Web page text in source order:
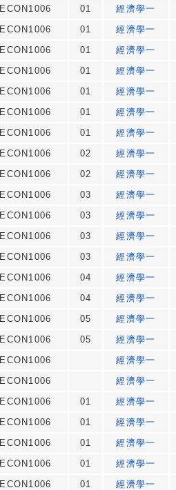
ECON1006 01
經濟學一
ECON1006 01
經濟學一
ECON1006 01
經濟學一
ECON1006 01
經濟學一
ECON1006 01
經濟學一
ECON1006 01
經濟學一
ECON1006 01
經濟學一
ECON1006 02
經濟學一
ECON1006 02
經濟學一
ECON1006 03
經濟學一
ECON1006 03
經濟學一
ECON1006 03
經濟學一
ECON1006 03
經濟學一
ECON1006 04
經濟學一
ECON1006 04
經濟學一
ECON1006 05
經濟學一
ECON1006 05
經濟學一
ECON1006
經濟學一
ECON1006
經濟學一
ECON1006 01
經濟學一
ECON1006 01
經濟學一
ECON1006 01
經濟學一
ECON1006 01
經濟學一
ECON1006 01
經濟學一